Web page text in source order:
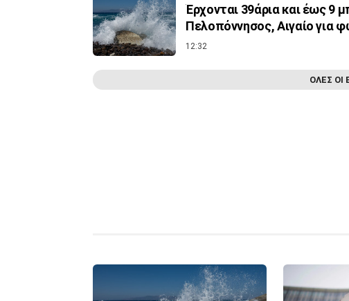
Έρχονται 39άρια και έως 9
Πελοπόννησος, Αιγαίο για
12:32
ΟΛΕΣ ΟΙ